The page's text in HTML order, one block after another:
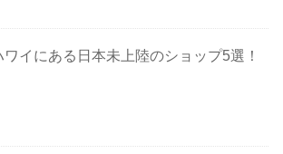
ワイにある日本未上陸のショップ5選！